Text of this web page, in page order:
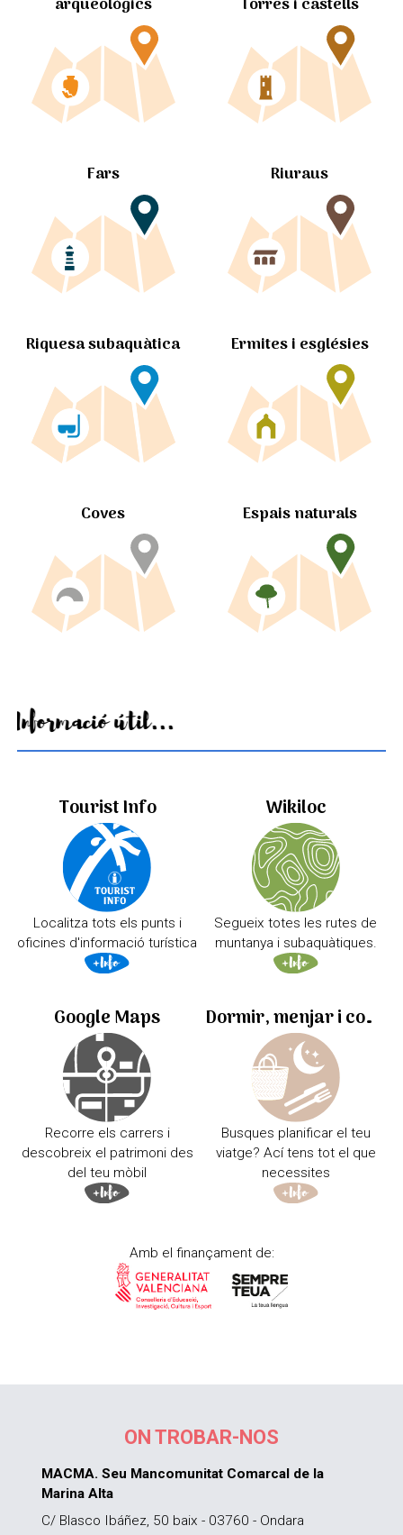
arqueològics Torres i castells
Fars Riuraus
Riquesa subaquàtica Ermites i esglésies
Coves Espais naturals
Informació útil...
Tourist Info
Localitza tots els punts i
oficines d'informació turística
Wikiloc
Segueix totes les rutes de
muntanya i subaquàtiques.
Google Maps
Recorre els carrers i
descobreix el patrimoni des
del teu mòbil
Dormir, menjar i comprar
Busques planificar el teu
viatge? Ací tens tot el que
necessites
Amb el finançament de:
ON TROBAR-NOS
MACMA. Seu Mancomunitat Comarcal de la
Marina Alta
C/ Blasco Ibáñez, 50 baix - 03760 - Ondara